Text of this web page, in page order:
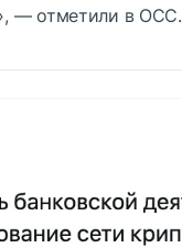
— отметили в OCC.